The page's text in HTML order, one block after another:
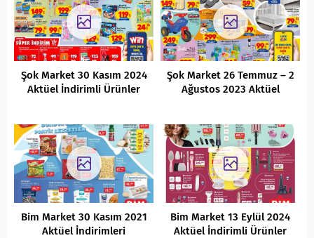
Şok Market 30 Kasım 2024
Aktüel İndirimli Ürünler
Şok Market 26 Temmuz – 2
Ağustos 2023 Aktüel
Bim Market 30 Kasım 2021
Aktüel İndirimleri
Bim Market 13 Eylül 2024
Aktüel İndirimli Ürünler